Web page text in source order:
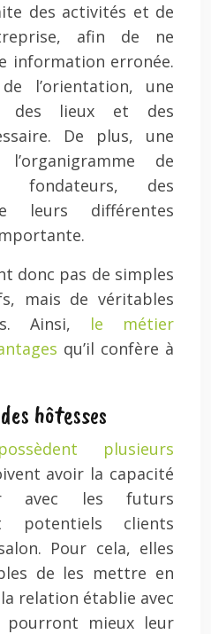
des activités et de
afin de ne
information erronée.
l’orientation, une
des lieux et des
De plus, une
de
fondateurs, des
leurs différentes
donc pas de simples
mais de véritables
Ainsi, le métier
qu’il confère à
hôtesses
plusieurs
avoir la capacité
avec les futurs
potentiels clients
Pour cela, elles
de les mettre en
relation établie avec
pourront mieux leur